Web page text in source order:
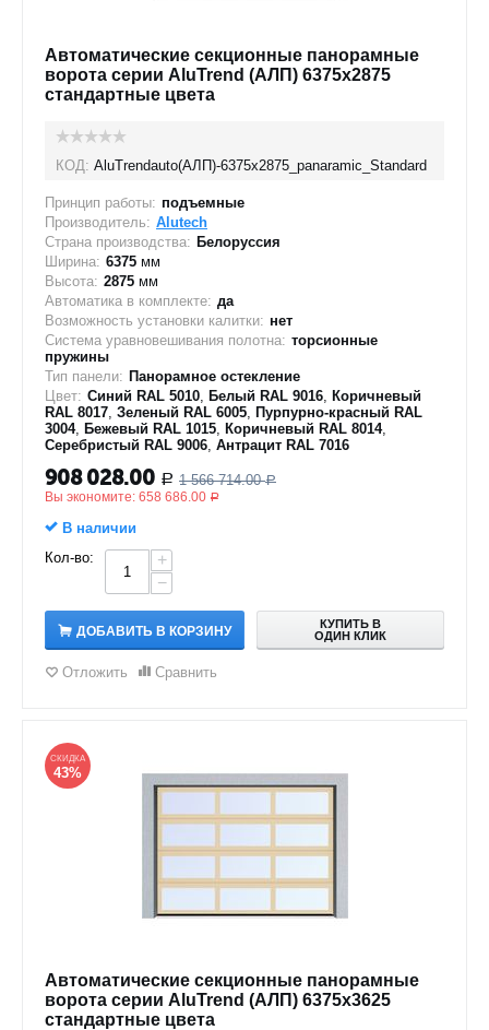
Автоматические секционные панорамные
ворота серии AluTrend (АЛП) 6375х2875
стандартные цвета
КОД: AluTrendauto(АЛП)-6375х2875_panaramic_Standard
Принцип работы: подъемные
Производитель: Alutech
Страна производства: Белоруссия
Ширина: 6375 мм
Высота: 2875 мм
Автоматика в комплекте: да
Возможность установки калитки: нет
Система уравновешивания полотна: торсионные
пружины
Тип панели: Панорамное остекление
Цвет: Синий RAL 5010, Белый RAL 9016, Коричневый
RAL 8017, Зеленый RAL 6005, Пурпурно-красный RAL
3004, Бежевый RAL 1015, Коричневый RAL 8014,
Серебристый RAL 9006, Антрацит RAL 7016
908 028.00 Р 1 566 714.00 Р
Вы экономите: 658 686.00 Р
В наличии
Кол-во:
+
−
ДОБАВИТЬ В КОРЗИНУ
КУПИТЬ В
ОДИН КЛИК
Отложить Сравнить
СКИДКА
43%
Автоматические секционные панорамные
ворота серии AluTrend (АЛП) 6375х3625
стандартные цвета